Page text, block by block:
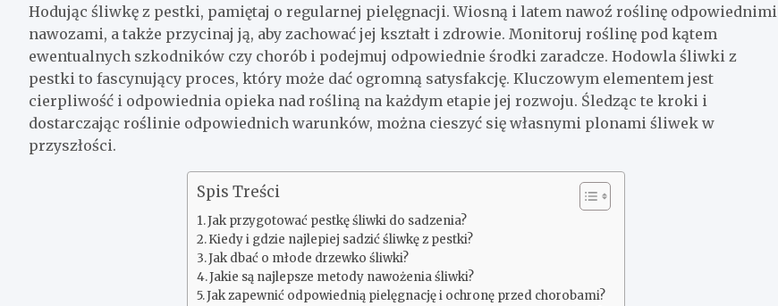
Hodując śliwkę z pestki, pamiętaj o regularnej pielęgnacji. Wiosną i latem nawoź roślinę odpowiednimi
nawozami, a także przycinaj ją, aby zachować jej kształt i zdrowie. Monitoruj roślinę pod kątem
ewentualnych szkodników czy chorób i podejmuj odpowiednie środki zaradcze. Hodowla śliwki z
pestki to fascynujący proces, który może dać ogromną satysfakcję. Kluczowym elementem jest
cierpliwość i odpowiednia opieka nad rośliną na każdym etapie jej rozwoju. Śledząc te kroki i
dostarczając roślinie odpowiednich warunków, można cieszyć się własnymi plonami śliwek w
przyszłości.
Spis Treści
Jak przygotować pestkę śliwki do sadzenia?
Kiedy i gdzie najlepiej sadzić śliwkę z pestki?
Jak dbać o młode drzewko śliwki?
Jakie są najlepsze metody nawożenia śliwki?
Jak zapewnić odpowiednią pielęgnację i ochronę przed chorobami?